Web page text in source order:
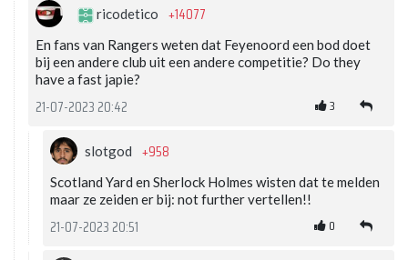
ricodetico +14077
En fans van Rangers weten dat Feyenoord een bod doet
bij een andere club uit een andere competitie? Do they
have a fast japie?
21-07-2023 20:42 3
slotgod +958
Scotland Yard en Sherlock Holmes wisten dat te melden
maar ze zeiden er bij: not further vertellen!!
21-07-2023 20:51 0